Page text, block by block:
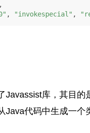
, "invokespecial" ,
Javassist库，其目的
Java代码中生成一